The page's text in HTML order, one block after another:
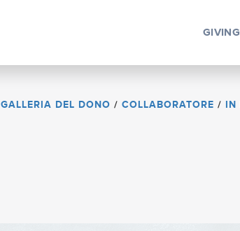
GALLERIA DEL DONO / COLLABORATORE / IN